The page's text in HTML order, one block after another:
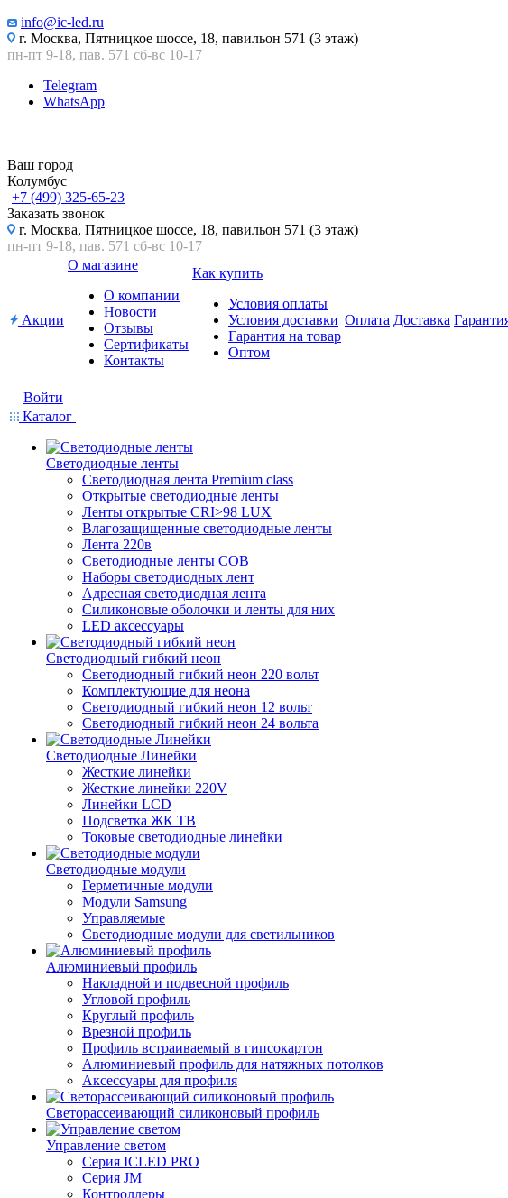
info@ic-led.ru
г. Москва, Пятницкое шоссе, 18, павильон 571 (3 этаж)
пн-пт 9-18, пав. 571 сб-вс 10-17
Telegram
WhatsApp
Ваш город
Колумбус
+7 (499) 325-65-23
Заказать звонок
г. Москва, Пятницкое шоссе, 18, павильон 571 (3 этаж)
пн-пт 9-18, пав. 571 сб-вс 10-17
Акции
О магазине
О компании
Новости
Отзывы
Сертификаты
Контакты
Как купить
Условия оплаты
Условия доставки
Гарантия на товар
Оптом
Оплата Доставка
Войти
Каталог
Светодиодные ленты
Светодиодная лента Premium class
Открытые светодиодные ленты
Ленты открытые CRI>98 LUX
Влагозащищенные светодиодные ленты
Лента 220в
Светодиодные ленты COB
Наборы светодиодных лент
Адресная светодиодная лента
Силиконовые оболочки и ленты для них
LED аксессуары
Светодиодный гибкий неон
Светодиодный гибкий неон 220 вольт
Комплектующие для неона
Светодиодный гибкий неон 12 вольт
Светодиодный гибкий неон 24 вольта
Светодиодные Линейки
Жесткие линейки
Жесткие линейки 220V
Линейки LCD
Подсветка ЖК ТВ
Токовые светодиодные линейки
Светодиодные модули
Герметичные модули
Модули Samsung
Управляемые
Светодиодные модули для светильников
Алюминиевый профиль
Накладной и подвесной профиль
Угловой профиль
Круглый профиль
Врезной профиль
Профиль встраиваемый в гипсокартон
Алюминиевый профиль для натяжных потолков
Аксессуары для профиля
Светорассеивающий силиконовый профиль
Управление светом
Серия ICLED PRO
Серия JM
Контроллеры